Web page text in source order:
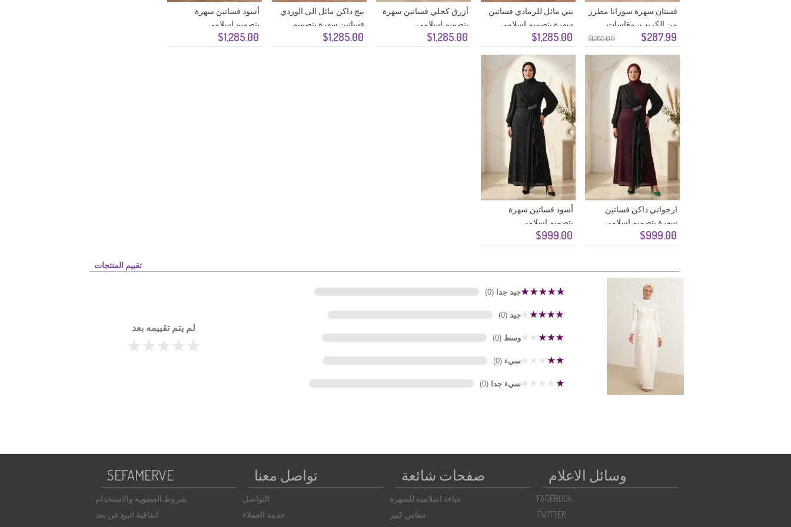
$1,285.00 $287.99
فستان سهرة سوزانا مطرز
من الكريب، مقاسات
كبيرة، لون كحلي، رقم
الموديل 6370-05
$1,285.00
بني مائل للرمادي فساتين
سهرة بتصميم اسلامي
$1,285.00
أزرق كحلي فساتين سهرة
بتصميم اسلامي
$1,285.00
بيج داكن مائل الى الوردي
فساتين سهرة بتصميم
اسلامي
$1,285.00
أسود فساتين سهرة
بتصميم اسلامي
$999.00
ارجواني داكن فساتين
سهرة بتصميم اسلامي
$999.00
أسود فساتين سهرة
بتصميم اسلامي
تقييم المنتجات
جيد جدا (0)
جيد (0)
وسط (0)
سيء (0)
سيء جدا (0)
لم يتم تقييمه بعد
SEFAMERVE
شروط العضوية والاستخدام
اتفاقية البيع عن بعد
تواصل معنا
التواصل
خدمة العملاء
صفحات شائعة
عباءة اسلامية للسهرة
مقاس كبير
وسائل الاعلام
FACEBOOK
TWITTER